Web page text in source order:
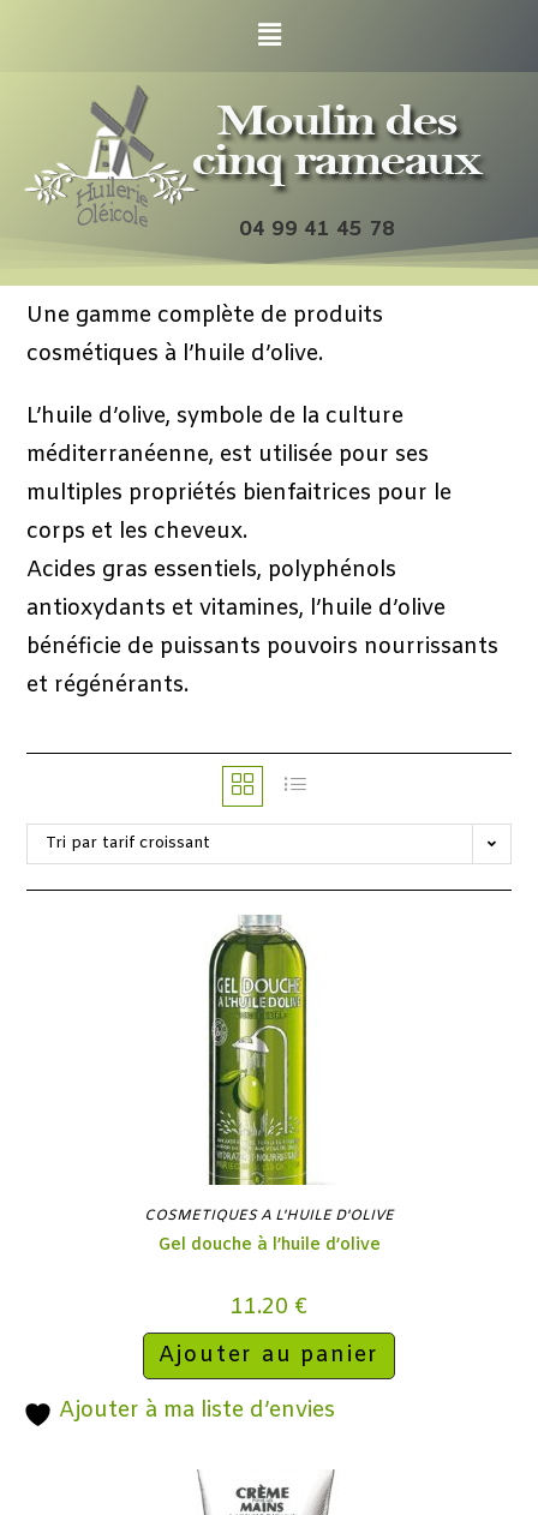
04 99 41 45 78
Une gamme complète de produits
cosmétiques à l’huile d’olive.
L’huile d’olive, symbole de la culture
méditerranéenne, est utilisée pour ses
multiples propriétés bienfaitrices pour le
corps et les cheveux.
Acides gras essentiels, polyphénols
antioxydants et vitamines, l’huile d’olive
bénéficie de puissants pouvoirs nourrissants
et régénérants.
Tri par tarif croissant
COSMETIQUES A L'HUILE D'OLIVE
Gel douche à l’huile d’olive
11.20 €
Ajouter au panier
Ajouter à ma liste d’envies